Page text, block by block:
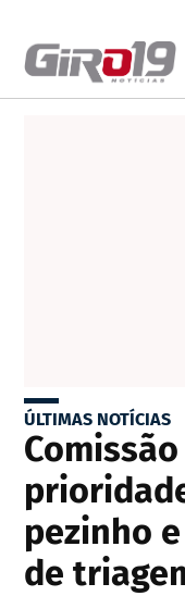
ÚLTIMAS NOTÍCIAS
pezinho
de